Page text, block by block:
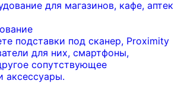
подставки под сканер, Proximity
для них, смартфоны,
сопутствующее
аксессуары.